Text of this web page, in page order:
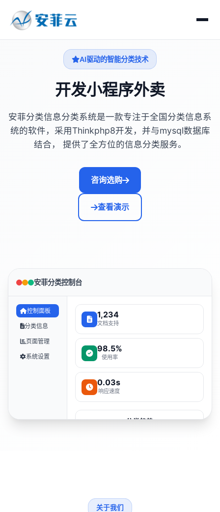
AI驱动的智能分类技术
开发小程序外卖
安菲分类信息分类系统是一款专注于全国分类信息系
统的软件，采用Thinkphp8开发，并与mysql数据库
结合， 提供了全方位的信息分类服务。
咨询选购
查看演示
安菲分类控制台
控制面板
分类信息
页面管理
系统设置
1,234
文档支持
98.5%
使用率
0.03s
响应速度
分类趋势
关于我们